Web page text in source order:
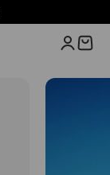
Prihlásiť
Košík